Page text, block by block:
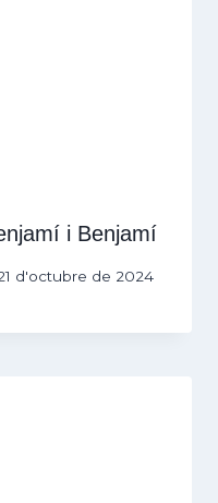
i Benjamí
d'octubre de 2024